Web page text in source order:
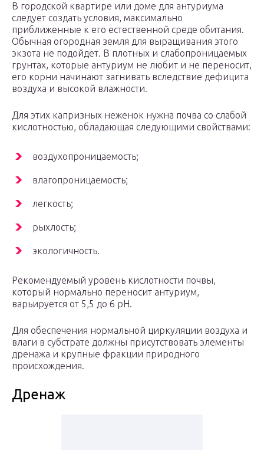
В городской квартире или доме для антуриума
следует создать условия, максимально
приближенные к его естественной среде обитания.
Обычная огородная земля для выращивания этого
экзота не подойдет. В плотных и слабопроницаемых
грунтах, которые антуриум не любит и не переносит,
его корни начинают загнивать вследствие дефицита
воздуха и высокой влажности.
Для этих капризных неженок нужна почва со слабой
кислотностью, обладающая следующими свойствами:
воздухопроницаемость;
влагопроницаемость;
легкость;
рыхлость;
экологичность.
Рекомендуемый уровень кислотности почвы,
который нормально переносит антуриум,
варьируется от 5,5 до 6 рН.
Для обеспечения нормальной циркуляции воздуха и
влаги в субстрате должны присутствовать элементы
дренажа и крупные фракции природного
происхождения.
Дренаж